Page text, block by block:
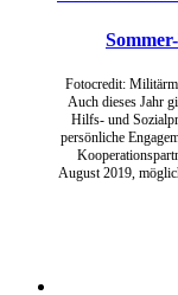
Fotocredit:
Auch dieses Jahr
Hilfs- und
persönliche
August 2019,